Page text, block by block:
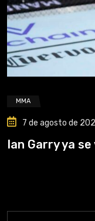
MMA
7 de agosto de
Ian Garry ya